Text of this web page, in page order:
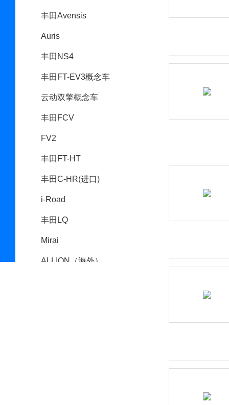
丰田Avensis
Auris
丰田NS4
丰田FT-EV3概念车
云动双擎概念车
丰田FCV
FV2
丰田FT-HT
丰田C-HR(进口)
i-Road
丰田LQ
Mirai
ALLION（海外）